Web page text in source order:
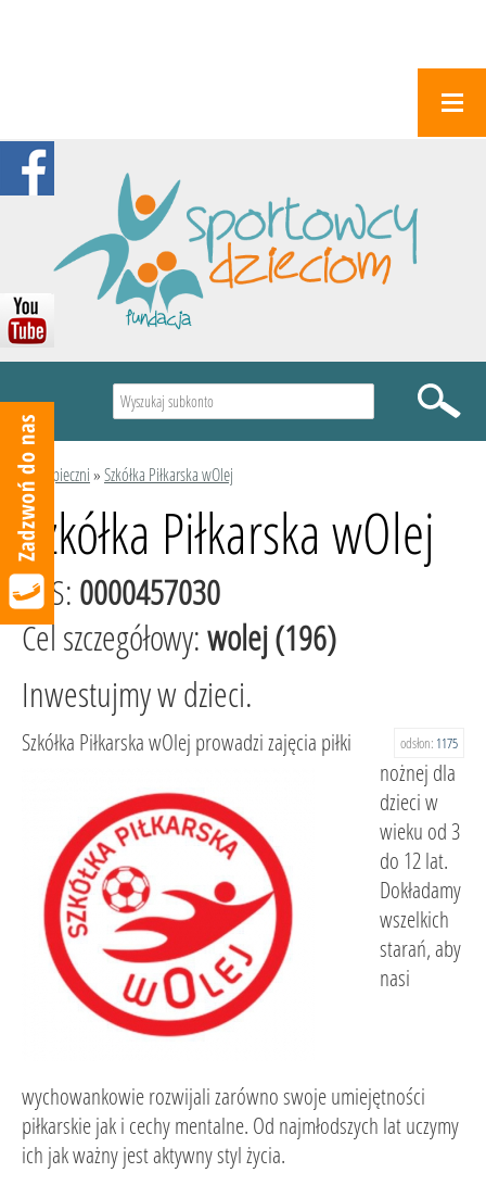
Podopieczni»Szkółka Piłkarska wOlej
Szkółka Piłkarska wOlej
KRS: 0000457030
Cel szczegółowy:wolej (196)
Inwestujmy w dzieci.
odsłon: 1175
Szkółka Piłkarska wOlej prowadzi zajęcia piłki
nożnej dla
dzieci w
wieku od 3
do 12 lat.
Dokładamy
wszelkich
starań, aby
nasi
wychowankowie rozwijali zarówno swoje umiejętności
piłkarskie jak i cechy mentalne. Od najmłodszych lat uczymy
ich jak ważny jest aktywny styl życia.